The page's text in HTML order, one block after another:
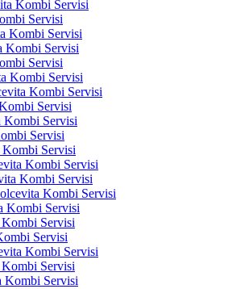
Kombi Servisi
Servisi
Kombi Servisi
Kombi Servisi
Servisi
Kombi Servisi
Kombi Servisi
Servisi
Kombi Servisi
Servisi
Servisi
Kombi Servisi
Kombi Servisi
Kombi Servisi
Kombi Servisi
Servisi
Servisi
Kombi Servisi
Servisi
Kombi Servisi